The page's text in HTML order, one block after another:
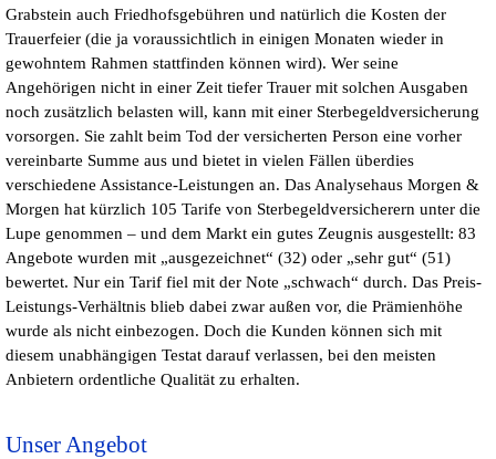
Grabstein auch Friedhofsgebühren und natürlich die Kosten der
Trauerfeier (die ja voraussichtlich in einigen Monaten wieder in
gewohntem Rahmen stattfinden können wird). Wer seine
Angehörigen nicht in einer Zeit tiefer Trauer mit solchen Ausgaben
noch zusätzlich belasten will, kann mit einer Sterbegeldversicherung
vorsorgen. Sie zahlt beim Tod der versicherten Person eine vorher
vereinbarte Summe aus und bietet in vielen Fällen überdies
verschiedene Assistance-Leistungen an. Das Analysehaus Morgen &
Morgen hat kürzlich 105 Tarife von Sterbegeldversicherern unter die
Lupe genommen – und dem Markt ein gutes Zeugnis ausgestellt: 83
Angebote wurden mit „ausgezeichnet“ (32) oder „sehr gut“ (51)
bewertet. Nur ein Tarif fiel mit der Note „schwach“ durch. Das Preis-
Leistungs-Verhältnis blieb dabei zwar außen vor, die Prämienhöhe
wurde als nicht einbezogen. Doch die Kunden können sich mit
diesem unabhängigen Testat darauf verlassen, bei den meisten
Anbietern ordentliche Qualität zu erhalten.
Unser Angebot